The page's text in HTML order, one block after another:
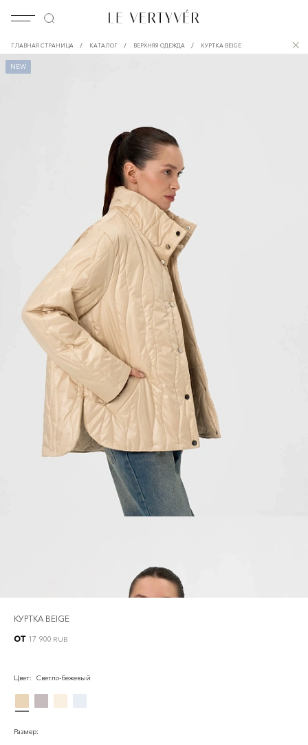
ГЛАВНАЯ СТРАНИЦА / КАТАЛОГ / ВЕРХНЯЯ ОДЕЖДА / КУРТКА BEIGE
NEW
КУРТКА BEIGE
от 17 900 RUB
Цвет: Светло-бежевый
Размер: